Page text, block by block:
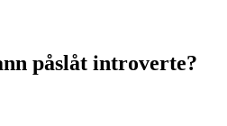
påslåt introverte?